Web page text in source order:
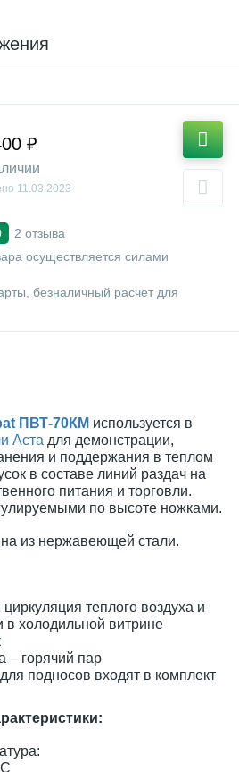
2 отзыва
осуществляется силами
безналичный расчет для
₽
11.03.2023
ПВТ-70КМ используется в
Аста для демонстрации,
и поддержания в теплом
в составе линий раздач на
питания и торговли.
по высоте ножками.
из нержавеющей стали.
теплого воздуха и
в холодильной витрине
– горячий пар
подносов входят в комплект